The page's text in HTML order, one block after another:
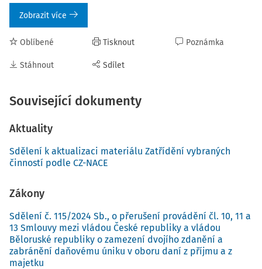
Zobrazit více
Oblíbené
Stáhnout
Tisknout
Sdílet
Poznámka
Související dokumenty
Aktuality
Sdělení k aktualizaci materiálu Zatřídění vybraných
činností podle CZ-NACE
Zákony
Sdělení č. 115/2024 Sb., o přerušení provádění čl. 10, 11 a
13 Smlouvy mezi vládou České republiky a vládou
Běloruské republiky o zamezení dvojího zdanění a
zabránění daňovému úniku v oboru daní z příjmu a z
majetku